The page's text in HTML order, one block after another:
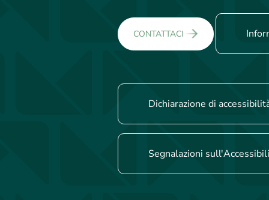
CONTATTACI
Dichiarazione di
Segnalazioni